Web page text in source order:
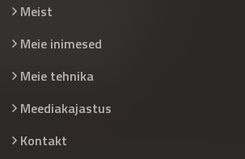
Meist
Meie inimesed
Meie tehnika
Meediakajastus
Kontakt